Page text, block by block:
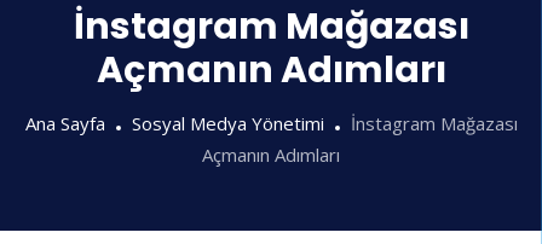
İnstagram Mağazası
Açmanın Adımları
Ana Sayfa Sosyal Medya Yönetimi
İnstagram Mağazası
Açmanın Adımları